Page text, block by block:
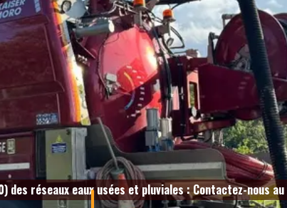
des réseaux eaux usées et pluviales : Contactez-nous au